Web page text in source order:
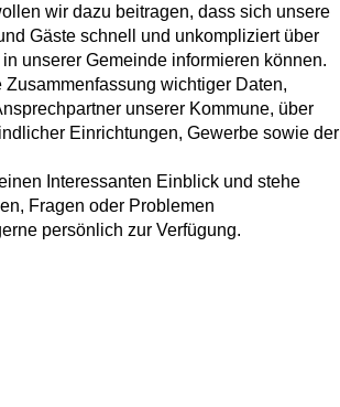
wir dazu beitragen, dass sich unsere
Gäste schnell und unkompliziert über
unserer Gemeinde informieren können.
Zusammenfassung wichtiger Daten,
unserer Kommune, über
Einrichtungen, Gewerbe sowie der
Interessanten Einblick und stehe
Fragen oder Problemen
persönlich zur Verfügung.